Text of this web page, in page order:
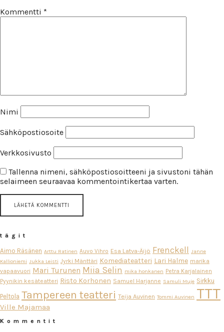
Kommentti *
Nimi
Sähköpostiosoite
Verkkosivusto
Tallenna nimeni, sähköpostiosoitteeni ja sivustoni tähän
selaimeen seuraavaa kommentointikertaa varten.
tägit
Aimo Räsänen Arttu Ratinen Auvo Vihro Esa Latva-Äijö Frenckell
Janne
Kallioniemi Jukka Leisti Jyrki Mänttäri Komediateatteri Lari Halme marika
vapaavuori Mari Turunen Miia Selin mika honkanen Petra Karjalainen
Pyynikin kesäteatteri Risto Korhonen Samuel Harjanne Samuli Muje Sirkku
Peltola Tampereen teatteri Teija Auvinen Tommi Auvinen TTT
Ville Majamaa
Kommentit